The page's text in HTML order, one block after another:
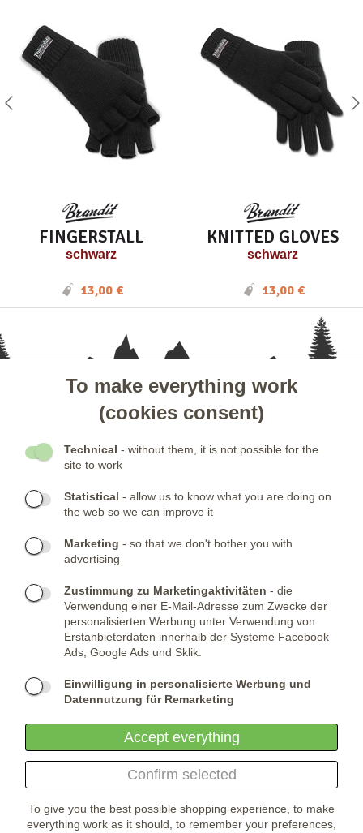
To make everything work
(cookies consent)
To give you the best possible shopping experience, to make
everything work as it should, to remember your preferences,
Technical - without them, it is not possible for the
site to work
Statistical - allow us to know what you are doing on
the web so we can improve it
Marketing - so that we don't bother you with
advertising
Zustimmung zu Marketingaktivitäten - die
Verwendung einer E-Mail-Adresse zum Zwecke der
personalisierten Werbung unter Verwendung von
Erstanbieterdaten innerhalb der Systeme Facebook
Ads, Google Ads und Sklik.
Einwilligung in personalisierte Werbung und
Datennutzung für Remarketing
Confirm selected
Accept everything
FINGERSTALL
schwarz
13,00 €
KNITTED GLOVES
schwarz
13,00 €
- GESELLSCHAFT
KONTAKTIERE UNS
Skype:ARMYSHOP.CZ
FIRMENSITZ:
ARMYSHOP.CZ, s.r.o
549 31 Velké Poříčí
Česká republika